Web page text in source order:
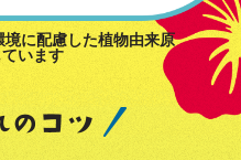
に配慮した植物由来原
います